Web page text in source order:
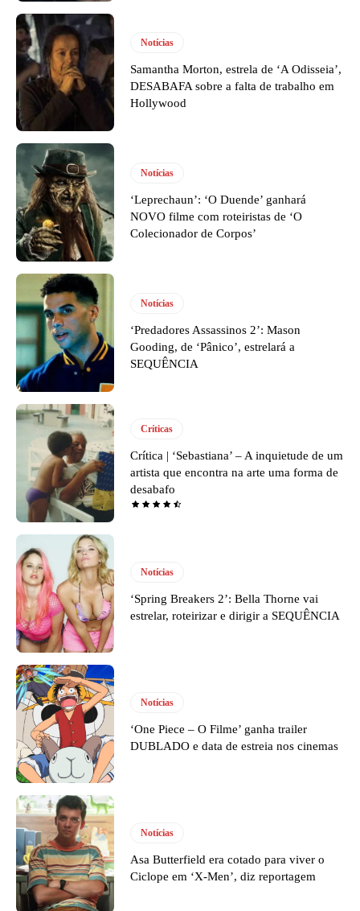
Notícias
Samantha Morton, estrela de ‘A Odisseia’,
DESABAFA sobre a falta de trabalho em
Hollywood
Notícias
‘Leprechaun’: ‘O Duende’ ganhará
NOVO filme com roteiristas de ‘O
Colecionador de Corpos’
Notícias
‘Predadores Assassinos 2’: Mason
Gooding, de ‘Pânico’, estrelará a
SEQUÊNCIA
Críticas
Crítica | ‘Sebastiana’ – A inquietude de um
artista que encontra na arte uma forma de
desabafo
Notícias
‘Spring Breakers 2’: Bella Thorne vai
estrelar, roteirizar e dirigir a SEQUÊNCIA
Notícias
‘One Piece – O Filme’ ganha trailer
DUBLADO e data de estreia nos cinemas
Notícias
Asa Butterfield era cotado para viver o
Ciclope em ‘X-Men’, diz reportagem